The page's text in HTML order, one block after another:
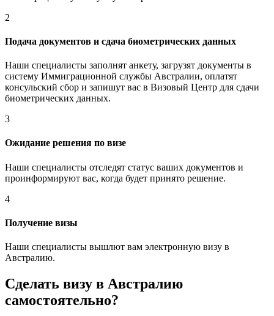
2
Подача документов и сдача биометрических данных
Наши специалисты заполнят анкету, загрузят документы в
систему Иммиграционной службы Австралии, оплатят
консульский сбор и запишут вас в Визовый Центр для сдачи
биометрических данных.
3
Ожидание решения по визе
Наши специалисты отследят статус ваших документов и
проинформируют вас, когда будет принято решение.
4
Получение визы
Наши специалисты вышлют вам электронную визу в
Австралию.
Сделать визу в Австралию
самостоятельно?